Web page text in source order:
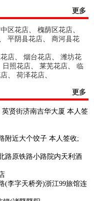
更多
区花店、槐荫区花店、
平阴县花店、商河县花
店、烟台花店、潍坊花
日照花店、莱芜花店、临
、荷泽花店、
更多
贤街济南吉华大厦 本人签
附近大个饺子 本人签收;
路原铁路小路院内天利酒
(李字天桥旁)浙江99旅馆连